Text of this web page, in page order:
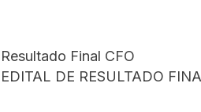
Resultado Final CFO
EDITAL DE RESULTADO